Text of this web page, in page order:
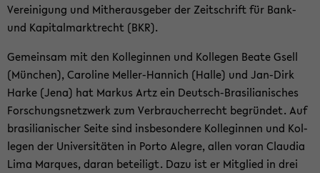
Ver­ei­ni­gung und Mit­her­aus­ge­ber der Zeit­schrift für Bank-
und Ka­pi­tal­markt­recht (BKR).
Ge­mein­sam mit den Kol­le­gin­nen und Kol­le­gen Beate Gsell
(Mün­chen), Ca­ro­li­ne Meller-​Hannich (Halle) und Jan-​Dirk
Harke (Jena) hat Mar­kus Artz ein Deutsch-​Brasilianisches
For­schungs­netz­werk zum Ver­brau­cher­recht be­grün­det. Auf
bra­si­lia­ni­scher Seite sind ins­be­son­de­re Kol­le­gin­nen und Kol­
le­gen der Uni­ver­si­tä­ten in Porto Alegre, allen voran Clau­dia
Lima Mar­ques, daran be­tei­ligt. Dazu ist er Mit­glied in drei